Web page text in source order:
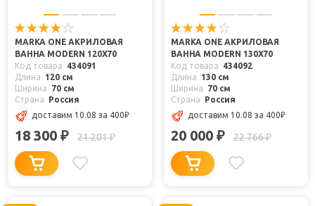
MARKA ONE АКРИЛОВАЯ
ВАННА MODERN 120X70
Код товара
434091
Длина
120 см
Ширина
70 см
Страна
Россия
доставим 10.08 за 400₽
18 300 ₽ 21 201₽
MARKA ONE АКРИЛОВАЯ
ВАННА MODERN 130X70
Код товара
434092
Длина
130 см
Ширина
70 см
Страна
Россия
доставим 10.08 за 400₽
20 000 ₽ 22 766₽